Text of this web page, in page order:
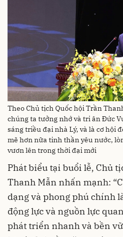
Theo Chủ tịch Quốc hội Trần
chúng ta tưởng nhớ và tri ân Đức
sáng triều đại nhà Lý, và là cơ hội
mẽ hơn nữa tinh thần yêu nước,
vươn lên trong thời đại mới
Phát biểu tại buổi lễ, Chủ
Thanh Mẫn nhấn mạnh:
dạng và phong phú chính
động lực và nguồn lực
phát triển nhanh và bền